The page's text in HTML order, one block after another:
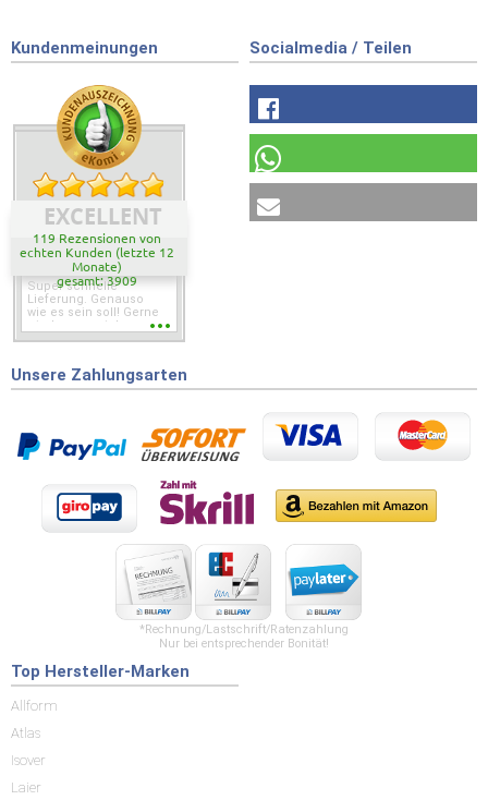
Kundenmeinungen
EXCELLENT
119 Rezensionen von
echten Kunden (letzte 12
Monate)
gesamt: 3909
Super schnelle
Lieferung. Genauso
wie es sein soll! Gerne
wieder wenn ich was
Socialmedia / Teilen
Unsere Zahlungsarten
*Rechnung/Lastschrift/Ratenzahlung
Nur bei entsprechender Bonität!
Top Hersteller-Marken
Allform
Atlas
Isover
Laier